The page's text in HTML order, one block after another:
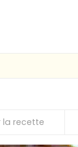
la recette